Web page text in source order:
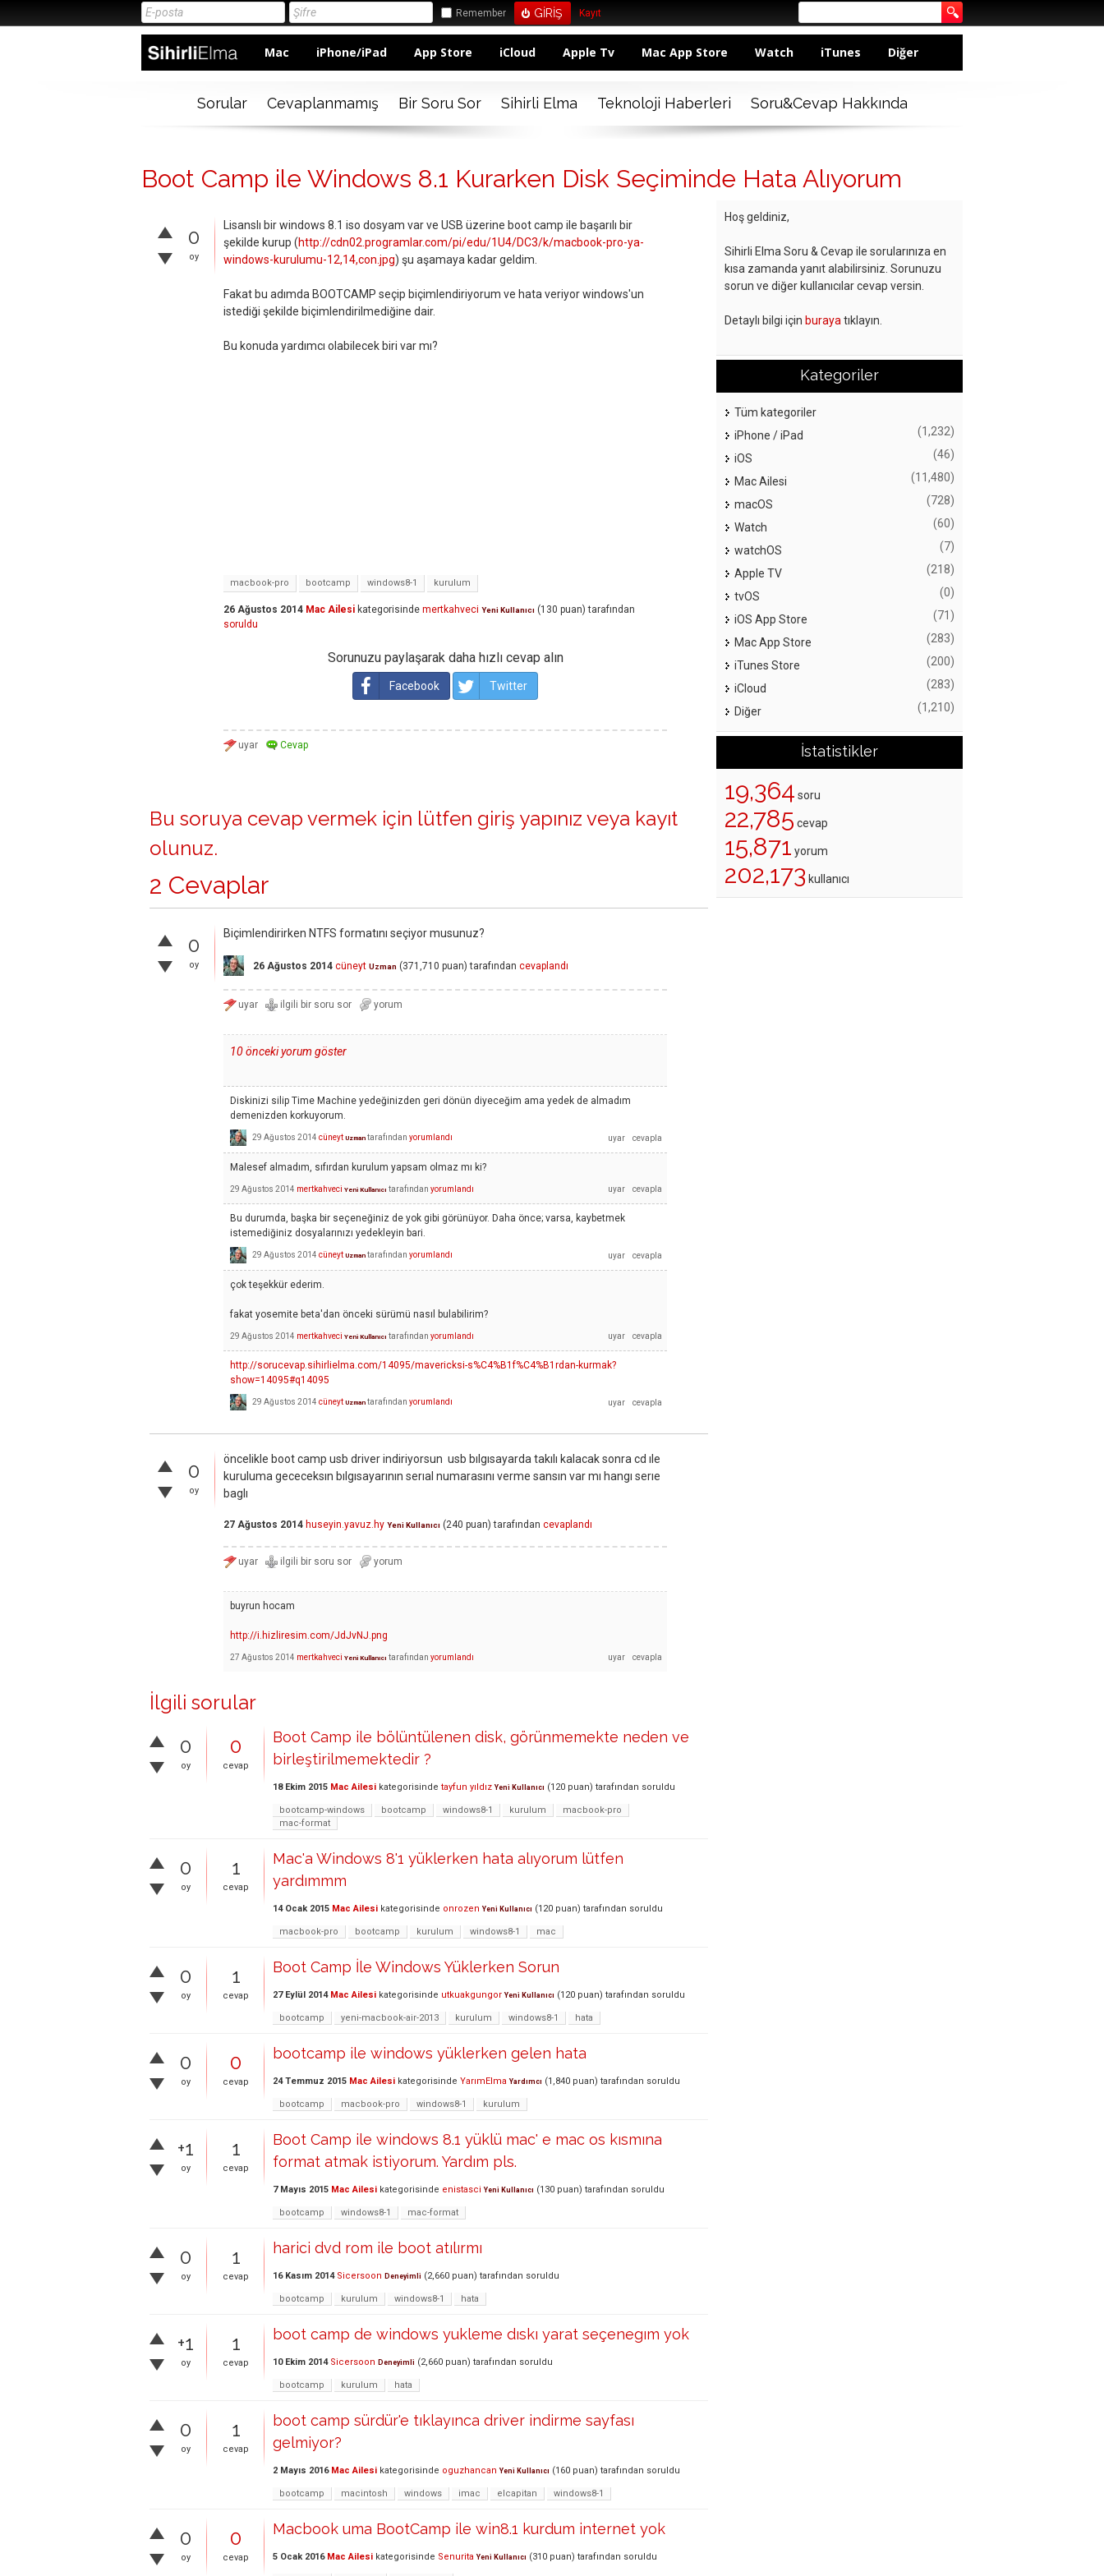
Remember Kayıt
Mac iPhone/iPad App Store iCloud Apple Tv Mac App Store Watch iTunes Diğer
Sorular Cevaplanmamış Bir Soru Sor Sihirli Elma Teknoloji Haberleri Soru&Cevap Hakkında
Boot Camp ile Windows 8.1 Kurarken Disk Seçiminde Hata Alıyorum
0
oy
Lisanslı bir windows 8.1 iso dosyam var ve USB üzerine boot camp ile başarılı bir
şekilde kurup (http://cdn02.programlar.com/pi/edu/1U4/DC3/k/macbook-pro-ya-
windows-kurulumu-12,14,con.jpg) şu aşamaya kadar geldim.
Fakat bu adımda BOOTCAMP seçip biçimlendiriyorum ve hata veriyor windows'un
istediği şekilde biçimlendirilmediğine dair.
Bu konuda yardımcı olabilecek biri var mı?
macbook-pro bootcamp windows8-1 kurulum
26 Ağustos 2014 Mac Ailesi kategorisinde mertkahveci Yeni Kullanıcı (130 puan) tarafından
soruldu
Sorunuzu paylaşarak daha hızlı cevap alın
Facebook Twitter
Bu soruya cevap vermek için lütfen giriş yapınız veya kayıt
olunuz.
2 Cevaplar
0
oy
Biçimlendirirken NTFS formatını seçiyor musunuz?
26 Ağustos 2014 cüneyt Uzman (371,710 puan) tarafından cevaplandı
10 önceki yorum göster
Diskinizi silip Time Machine yedeğinizden geri dönün diyeceğim ama yedek de almadım
demenizden korkuyorum.
29 Ağustos 2014 cüneyt Uzman tarafından yorumlandı
Malesef almadım, sıfırdan kurulum yapsam olmaz mı ki?
29 Ağustos 2014 mertkahveci Yeni Kullanıcı tarafından yorumlandı
Bu durumda, başka bir seçeneğiniz de yok gibi görünüyor. Daha önce; varsa, kaybetmek
istemediğiniz dosyalarınızı yedekleyin bari.
29 Ağustos 2014 cüneyt Uzman tarafından yorumlandı
çok teşekkür ederim.
fakat yosemite beta'dan önceki sürümü nasıl bulabilirim?
29 Ağustos 2014 mertkahveci Yeni Kullanıcı tarafından yorumlandı
http://sorucevap.sihirlielma.com/14095/mavericksi-s%C4%B1f%C4%B1rdan-kurmak?
show=14095#q14095
29 Ağustos 2014 cüneyt Uzman tarafından yorumlandı
0
oy
öncelikle boot camp usb driver indiriyorsun usb bılgısayarda takılı kalacak sonra cd ıle
kuruluma gececeksın bılgısayarının serıal numarasını verme sansın var mı hangı serıe
baglı
27 Ağustos 2014 huseyin.yavuz.hy Yeni Kullanıcı (240 puan) tarafından cevaplandı
buyrun hocam
http://i.hizliresim.com/JdJvNJ.png
27 Ağustos 2014 mertkahveci Yeni Kullanıcı tarafından yorumlandı
İlgili sorular
0
oy
0
cevap
Boot Camp ile bölüntülenen disk, görünmemekte neden ve
birleştirilmemektedir ?
18 Ekim 2015 Mac Ailesi kategorisinde tayfun yıldız Yeni Kullanıcı (120 puan) tarafından soruldu
bootcamp-windows bootcamp windows8-1 kurulum
macbook-pro
mac-format
0
oy
1
cevap
Mac'a Windows 8'1 yüklerken hata alıyorum lütfen
yardımmm
14 Ocak 2015 Mac Ailesi kategorisinde onrozen Yeni Kullanıcı (120 puan) tarafından soruldu
macbook-pro bootcamp kurulum windows8-1 mac
0
oy
1
cevap
Boot Camp İle Windows Yüklerken Sorun
27 Eylül 2014 Mac Ailesi kategorisinde utkuakgungor Yeni Kullanıcı (120 puan) tarafından soruldu
bootcamp yeni-macbook-air-2013 kurulum windows8-1 hata
0
oy
0
cevap
bootcamp ile windows yüklerken gelen hata
24 Temmuz 2015 Mac Ailesi kategorisinde YarımElma Yardımcı (1,840 puan) tarafından soruldu
bootcamp macbook-pro windows8-1 kurulum
+1
oy
1
cevap
Boot Camp ile windows 8.1 yüklü mac' e mac os kısmına
format atmak istiyorum. Yardım pls.
7 Mayıs 2015 Mac Ailesi kategorisinde enistasci Yeni Kullanıcı (130 puan) tarafından soruldu
bootcamp windows8-1 mac-format
0
oy
1
cevap
harici dvd rom ile boot atılırmı
16 Kasım 2014 Sicersoon Deneyimli (2,660 puan) tarafından soruldu
bootcamp kurulum windows8-1 hata
+1
oy
1
cevap
boot camp de windows yukleme dıskı yarat seçenegım yok
10 Ekim 2014 Sicersoon Deneyimli (2,660 puan) tarafından soruldu
bootcamp kurulum hata
0
oy
1
cevap
boot camp sürdür'e tıklayınca driver indirme sayfası
gelmiyor?
2 Mayıs 2016 Mac Ailesi kategorisinde oguzhancan Yeni Kullanıcı (160 puan) tarafından soruldu
bootcamp macintosh windows imac elcapitan windows8-1
0
oy
0
cevap
Macbook uma BootCamp ile win8.1 kurdum internet yok
5 Ocak 2016 Mac Ailesi kategorisinde Senurita Yeni Kullanıcı (310 puan) tarafından soruldu
Hoş geldiniz,
Sihirli Elma Soru & Cevap ile sorularınıza en
kısa zamanda yanıt alabilirsiniz. Sorunuzu
sorun ve diğer kullanıcılar cevap versin.
Detaylı bilgi için buraya tıklayın.
Kategoriler
Tüm kategoriler
iPhone / iPad
(1,232)
iOS (46)
Mac Ailesi (11,480)
macOS (728)
Watch (60)
watchOS (7)
Apple TV (218)
tvOS (0)
iOS App Store (71)
Mac App Store (283)
iTunes Store (200)
iCloud (283)
Diğer (1,210)
İstatistikler
19,364 soru
22,785 cevap
15,871 yorum
202,173 kullanıcı